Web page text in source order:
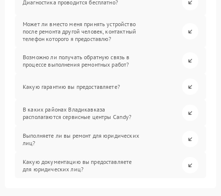
Диагностика проводится бесплатно?
Может ли вместо меня принять устройство
после ремонта другой человек, контактный
телефон которого я предоставлю?
Возможно ли получать обратную связь в
процессе выполнения ремонтных работ?
Какую гарантию вы предоставляете?
В каких районах Владикавказа
располагаются сервисные центры Candy?
Выполняете ли вы ремонт для юридических
лиц?
Какую документацию вы предоставляете
для юридических лиц?